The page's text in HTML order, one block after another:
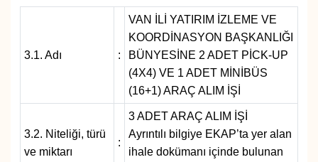
3.1. Adı :
VAN İLİ YATIRIM İZLEME VE
KOORDİNASYON BAŞKANLIĞI
BÜNYESİNE 2 ADET PİCK-UP
(4X4) VE 1 ADET MİNİBÜS
(16+1) ARAÇ ALIM İŞİ
3.2. Niteliği, türü
ve miktarı
:
3 ADET ARAÇ ALIM İŞİ
Ayrıntılı bilgiye EKAP’ta yer alan
ihale dokümanı içinde bulunan
Kim Kimdir?